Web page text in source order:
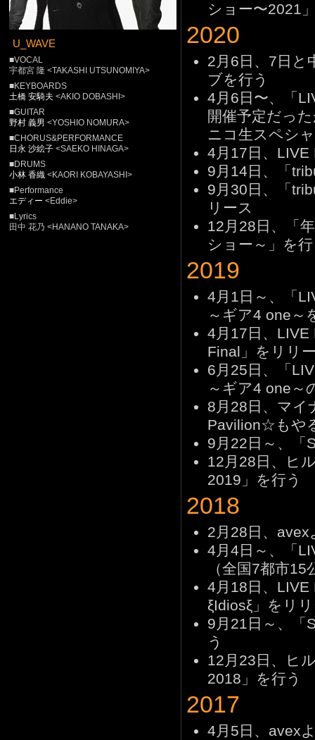
U_WAVE
■VOCAL
宇都宮 隆 <TAKASHI UTSUNOMIYA>
■KEYBOARDS
土橋 安騎夫 <AKIO DOBASHI>
■GUITAR
野村 義男 <YOSHIO NOMURA>
■CHORUS&PERFORMANCE
日永 沙絵子<SAEKO HINAGA>
■DRUMS
小林 香織<KAORI KOBAYASHI>
■Performance
エディー <Eddie>
■Lyrics
田中 花乃 <HANANO TANAKA>
ショー〜2021
2020
2月6日、7日と
ブを行う
4月6日〜、「
開催予定だっ
ニコ生スペシ
4月17日、
9月14日、「
9月30日、「
リース
12月28日、「
ショー～」を
2019
4月1日～、「
～ギア4 one～
4月17日、LIVE
Final」をリリ
6月25日、「
～ギア4 one～
8月28日、マイ
Pavilion☆もや
9月22日～、「
12月28日、ヒ
2019」を行う
2018
2月28日、
4月4日～、「
（全国7都市15
4月18日、LIVE
ξIdiosξ」をリ
9月21日～、「
う
12月23日、ヒ
2018」を行う
2017
4月5日、avex